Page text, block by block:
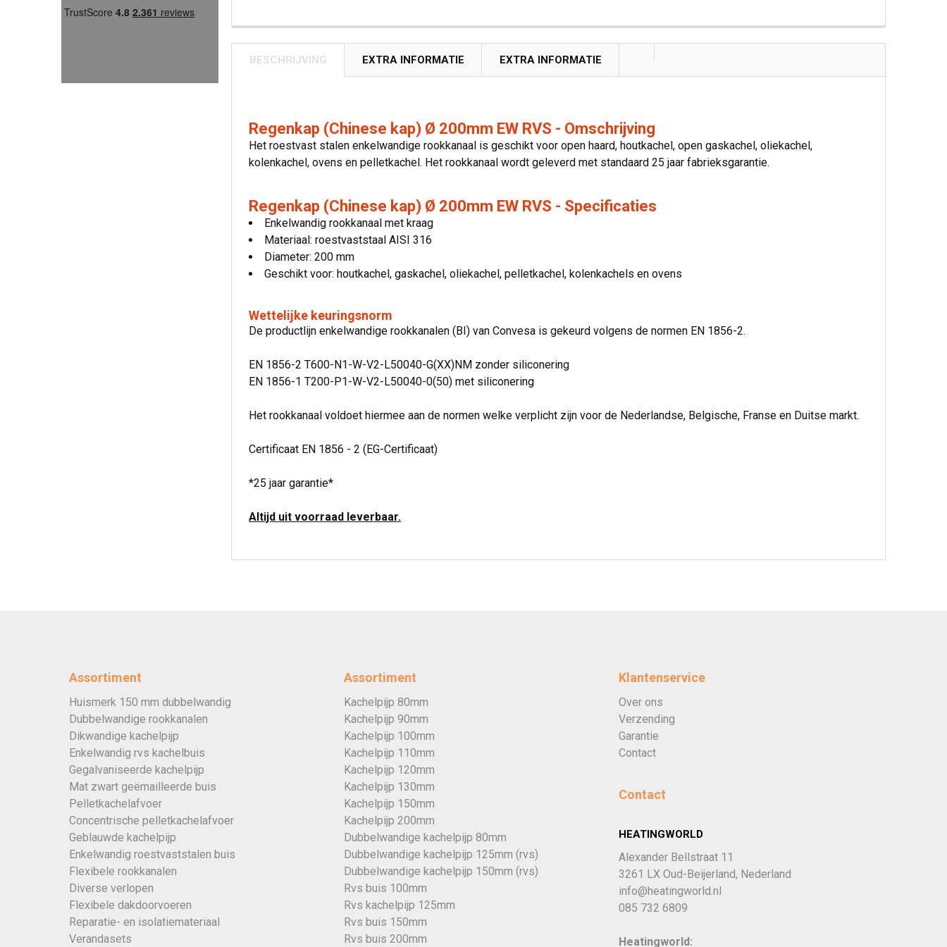
BESCHRIJVING EXTRA INFORMATIE EXTRA INFORMATIE
Regenkap (Chinese kap) Ø 200mm EW RVS - Omschrijving
Het roestvast stalen enkelwandige rookkanaal is geschikt voor open haard, houtkachel, open gaskachel, oliekachel,
kolenkachel, ovens en pelletkachel. Het rookkanaal wordt geleverd met standaard 25 jaar fabrieksgarantie.
Regenkap (Chinese kap) Ø 200mm EW RVS - Specificaties
Enkelwandig rookkanaal met kraag
Materiaal: roestvaststaal AISI 316
Diameter: 200 mm
Geschikt voor: houtkachel, gaskachel, oliekachel, pelletkachel, kolenkachels en ovens
Wettelijke keuringsnorm
De productlijn enkelwandige rookkanalen (BI) van Convesa is gekeurd volgens de normen EN 1856-2.
EN 1856-2 T600-N1-W-V2-L50040-G(XX)NM zonder siliconering
EN 1856-1 T200-P1-W-V2-L50040-0(50) met siliconering
Het rookkanaal voldoet hiermee aan de normen welke verplicht zijn voor de Nederlandse, Belgische, Franse en Duitse markt.
Certificaat EN 1856 - 2 (EG-Certificaat)
*25 jaar garantie*
Altijd uit voorraad leverbaar.
Assortiment
Huismerk 150 mm dubbelwandig
Dubbelwandige rookkanalen
Dikwandige kachelpijp
Enkelwandig rvs kachelbuis
Gegalvaniseerde kachelpijp
Mat zwart geëmailleerde buis
Pelletkachelafvoer
Concentrische pelletkachelafvoer
Geblauwde kachelpijp
Enkelwandig roestvaststalen buis
Flexibele rookkanalen
Diverse verlopen
Flexibele dakdoorvoeren
Reparatie- en isolatiemateriaal
Verandasets
Assortiment
Kachelpijp 80mm
Kachelpijp 90mm
Kachelpijp 100mm
Kachelpijp 110mm
Kachelpijp 120mm
Kachelpijp 130mm
Kachelpijp 150mm
Kachelpijp 200mm
Dubbelwandige kachelpijp 80mm
Dubbelwandige kachelpijp 125mm (rvs)
Dubbelwandige kachelpijp 150mm (rvs)
Rvs buis 100mm
Rvs kachelpijp 125mm
Rvs buis 150mm
Rvs buis 200mm
Klantenservice
Over ons
Verzending
Garantie
Contact
Contact
HEATINGWORLD
Alexander Bellstraat 11
3261 LX Oud-Beijerland, Nederland
info@heatingworld.nl
085 732 6809
Heatingworld: